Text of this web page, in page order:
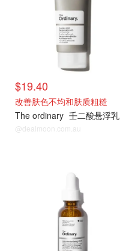
$19.40
改善肤色不均和肤质粗糙
The ordinary 壬二酸悬浮乳
@dealmoon.com.au